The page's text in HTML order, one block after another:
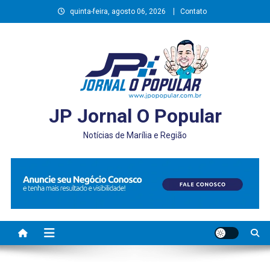
to
quinta-feira, agosto 06, 2026 Contato
JP Jornal O Popular
Notícias de Marília e Região